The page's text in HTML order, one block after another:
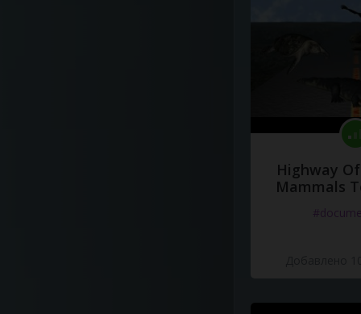
Highway
Mammals